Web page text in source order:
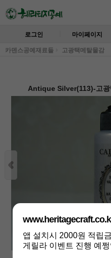
로그인 마이페이지
카덴스공예재료들 고광택메탈물감
Antique Silver(113)-고광
앱 설치시 2000원 적립
게릴라 이벤트 진행 예